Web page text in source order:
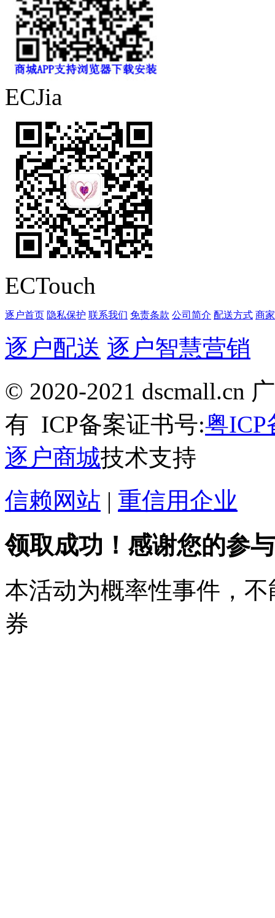
ECJia
ECTouch
逐户首页 隐私保护 联系我们 免责条款 公司简介 配送方式 商
逐户配送 逐户智慧营销
© 2020-2021 dscmall.cn
有 ICP备案证书号:粤ICP
逐户商城技术支持
信赖网站 | 重信用企业
领取成功！感谢您的参
本活动为概率性事件，
券